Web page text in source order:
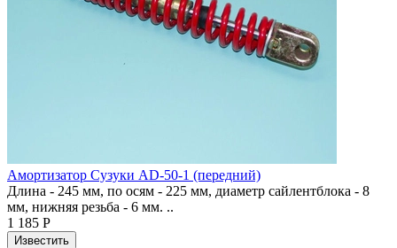
Амортизатор Сузуки AD-50-1 (передний)
Длина - 245 мм, по осям - 225 мм, диаметр сайлентблока - 8
мм, нижняя резьба - 6 мм. ..
1 185 Р